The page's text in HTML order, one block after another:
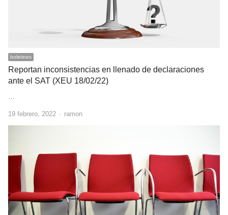
boletines
Reportan inconsistencias en llenado de declaraciones
ante el SAT (XEU 18/02/22)
19 febrero, 2022 Author
ramon